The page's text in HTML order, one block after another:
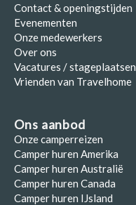
Contact & openingstijden
Evenementen
Onze medewerkers
Over ons
Vacatures / stageplaatsen
Vrienden van Travelhome
Ons aanbod
Onze camperreizen
Camper huren Amerika
Camper huren Australië
Camper huren Canada
Camper huren IJsland